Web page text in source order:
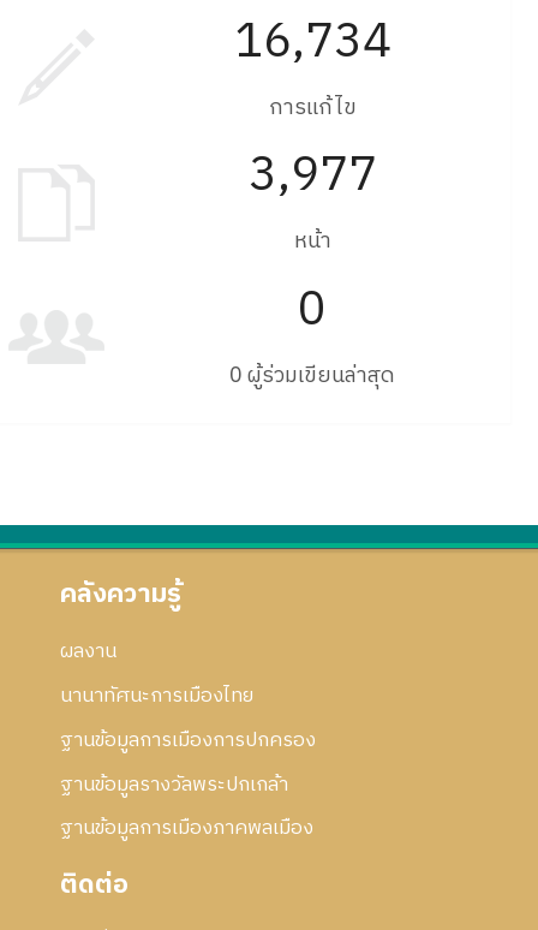
16,734
การแก้ไข
3,977
หน้า
0
0 ผู้ร่วมเขียนล่าสุด
คลังความรู้
ผลงาน
นานาทัศนะการเมืองไทย
ฐานข้อมูลการเมืองการปกครอง
ฐานข้อมูลรางวัลพระปกเกล้า
ฐานข้อมูลการเมืองภาคพลเมือง
ติดต่อ